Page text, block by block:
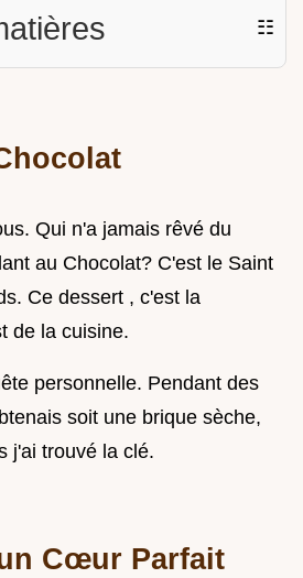
☷
Qui n'a jamais rêvé du
au Chocolat? C'est le Saint
Ce dessert , c'est la
de la cuisine.
personnelle. Pendant des
soit une brique sèche,
j'ai trouvé la clé.
Cœur Parfait